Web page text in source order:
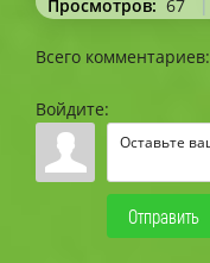
Просмотров: 67 |
Всего комментариев:
Войдите:
Отправить